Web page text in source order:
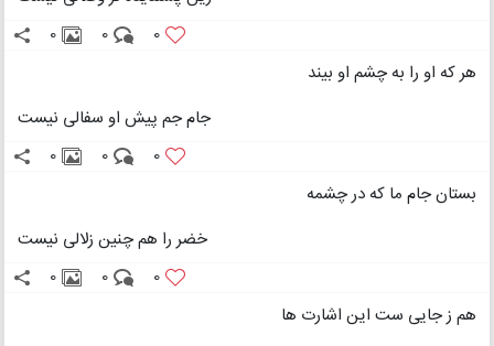
0
0
0
هر که او را به چشم او بیند
جام جم پیش او سفالی نیست
0
0
0
بستان جام ما که در چشمه
خضر را هم چنین زلالی نیست
0
0
0
هم ز جایی ست این اشارت ها